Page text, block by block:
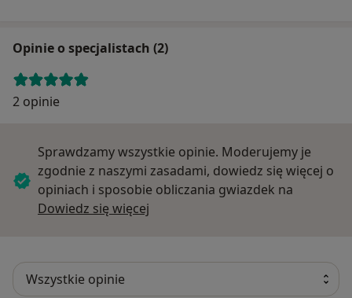
Opinie o specjalistach (2)
2 opinie
Sprawdzamy wszystkie opinie. Moderujemy je
zgodnie z naszymi zasadami, dowiedz się więcej o
opiniach i sposobie obliczania gwiazdek na
Dowiedz się więcej